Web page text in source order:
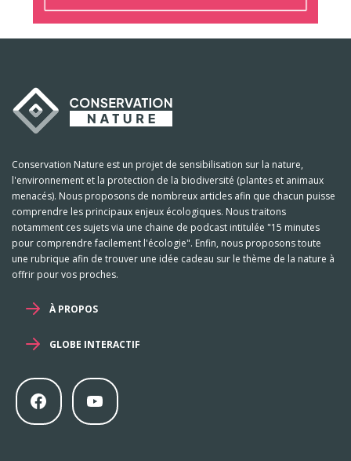
Conservation Nature est un projet de sensibilisation sur la nature,
l'environnement et la protection de la biodiversité (plantes et animaux
menacés). Nous proposons de nombreux articles afin que chacun puisse
comprendre les principaux enjeux écologiques. Nous traitons
notamment ces sujets via une chaine de podcast intitulée "15 minutes
pour comprendre facilement l'écologie". Enfin, nous proposons toute
une rubrique afin de trouver une idée cadeau sur le thème de la nature à
offrir pour vos proches.
À PROPOS
GLOBE INTERACTIF